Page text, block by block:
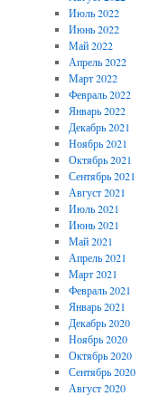
Июль 2022
Июнь 2022
Май 2022
Апрель 2022
Март 2022
Февраль 2022
Январь 2022
Декабрь 2021
Ноябрь 2021
Октябрь 2021
Сентябрь 2021
Август 2021
Июль 2021
Июнь 2021
Май 2021
Апрель 2021
Март 2021
Февраль 2021
Январь 2021
Декабрь 2020
Ноябрь 2020
Октябрь 2020
Сентябрь 2020
Август 2020